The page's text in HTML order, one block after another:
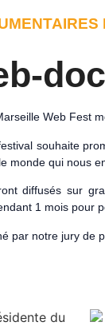
Web Fest
souhaite
monde qui nous
diffusés sur
1 mois pour
par notre jury de